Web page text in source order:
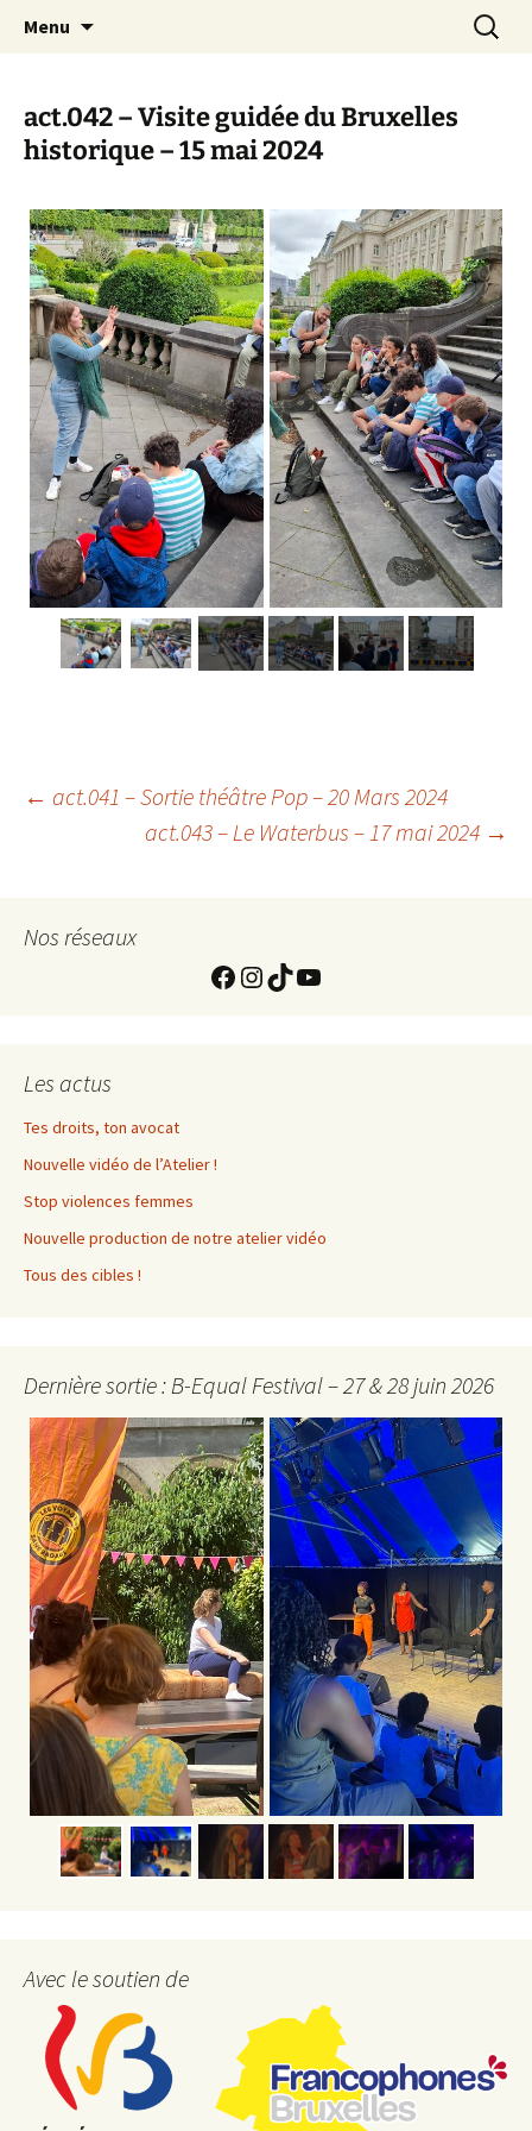
L'Oranger AMO
Actions en Milieu Ouvert
Menu
act.042 – Visite guidée du Bruxelles
historique – 15 mai 2024
Navigation
l'article
← act.041 – Sortie théâtre Pop – 20 Mars 2024
act.043 – Le Waterbus – 17 mai 2024 →
Nos réseaux
https://
Instagram
TikTokYouTube
Les actus
Tes droits, ton avocat
Nouvelle vidéo de l’Atelier !
Stop violences femmes
Nouvelle production de notre atelier vidéo
Tous des cibles !
Dernière sortie : B-Equal Festival – 27 & 28 juin 2026
Avec le soutien de